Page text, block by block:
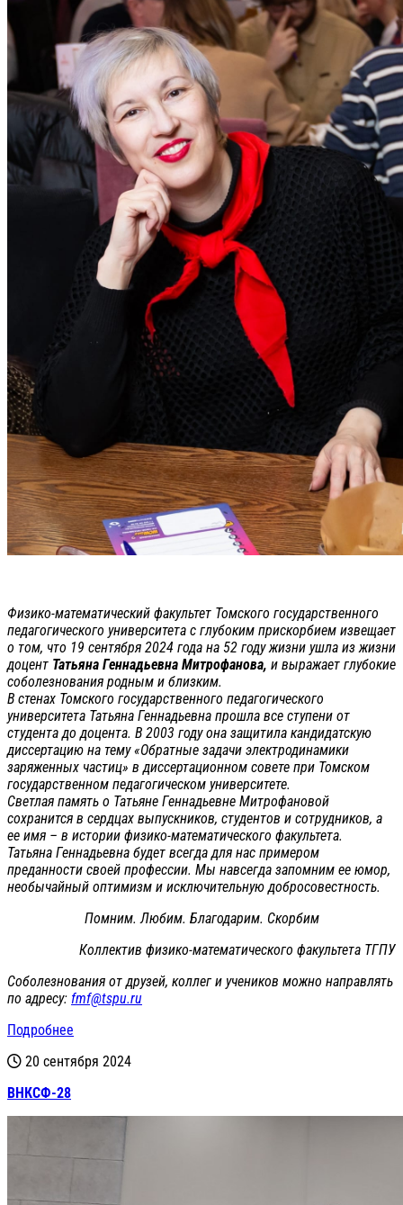
Физико-математический факультет Томского государственного
педагогического университета с глубоким прискорбием извещает
о том, что 19 сентября 2024 года на 52 году жизни ушла из жизни
доцент Татьяна Геннадьевна Митрофанова, и выражает глубокие
соболезнования родным и близким.
В стенах Томского государственного педагогического
университета Татьяна Геннадьевна прошла все ступени от
студента до доцента. В 2003 году она защитила кандидатскую
диссертацию на тему «Обратные задачи электродинамики
заряженных частиц» в диссертационном совете при Томском
государственном педагогическом университете.
Светлая память о Татьяне Геннадьевне Митрофановой
сохранится в сердцах выпускников, студентов и сотрудников, а
ее имя – в истории физико-математического факультета.
Татьяна Геннадьевна будет всегда для нас примером
преданности своей профессии. Мы навсегда запомним ее юмор,
необычайный оптимизм и исключительную добросовестность.
Помним. Любим. Благодарим. Скорбим
Коллектив физико-математического факультета ТГПУ
Соболезнования от друзей, коллег и учеников можно направлять
по адресу: fmf@tspu.ru
Подробнее
20 сентября 2024
ВНКСФ-28